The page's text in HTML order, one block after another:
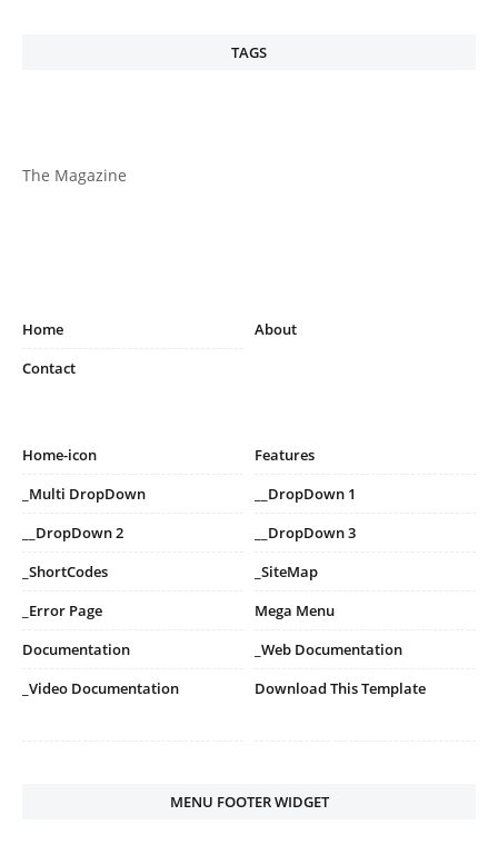
TAGS
The Magazine
Home
About
Contact
Home-icon
Features
_Multi DropDown
__DropDown 1
__DropDown 2
__DropDown 3
_ShortCodes
_SiteMap
_Error Page
Mega Menu
Documentation
_Web Documentation
_Video Documentation
Download This Template
MENU FOOTER WIDGET